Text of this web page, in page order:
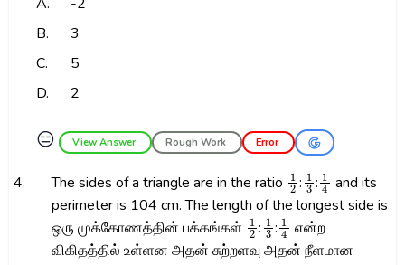
B.
3
C.
5
D.
2
😑 View Answer Rough Work Error
4. The sides of a triangle are in the ratio 1 : 1 : 1 and its
perimeter is 104 cm. The length of the longest side is
ஒரு முக்கோணத்தின் பக்கங்கள் 1 2
:1 3
:14என்ற
விகிதத்தில் உள்ளன அதன் சுற்றளவு அதன் நீளமான